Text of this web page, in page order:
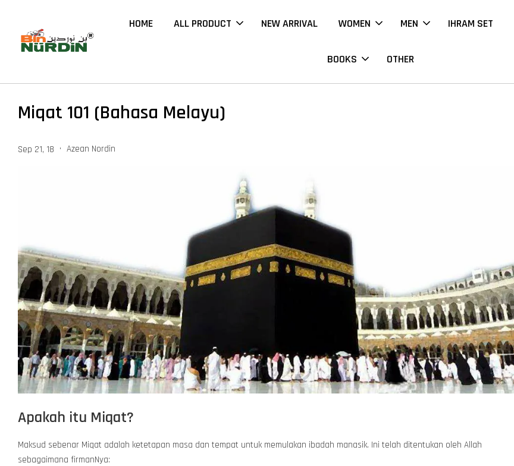
HOME ALL PRODUCT NEW ARRIVAL WOMEN MEN IHRAM SET
BOOKS OTHER
Miqat 101 (Bahasa Melayu)
Sep 21, 18 • Azean Nordin
Apakah itu Miqat?
Maksud sebenar Miqat adalah ketetapan masa dan tempat untuk memulakan ibadah manasik. Ini telah ditentukan oleh Allah
sebagaimana firmanNya: